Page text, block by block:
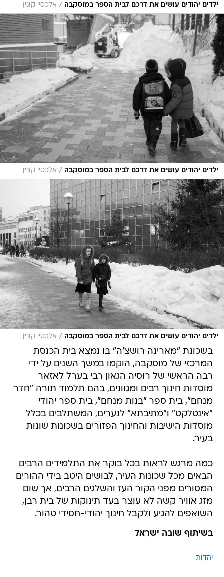
ילדים יהודים עושים את דרכם לבית הספר במוסקבה / אלכסיי קונין
ילדים יהודים עושים את דרכם לבית הספר במוסקבה / אלכסיי קונין
ילדים יהודים עושים את דרכם לבית הספר במוסקבה / אלכסיי קונין
בשכונת "מארינה רושצ'ה" בו נמצא בית הכנסת
המרכזי של מוסקבה, הוקמו במשך השנים על ידי
רבה הראשי של רוסיה הגאון רבי בערל לאזאר
מוסדות חינוך רבים ומגוונים, בהם תלמוד תורה "חדר
מנחם", בית ספר "בנות מנחם", בית ספר יהודי
"אינטלקט" ו"מתיבתא" לנערים, המשתלבים בכלל
מוסדות הישיבות והחינוך הפזורים בשכונות שונות
בעיר.
כמה מרגש לראות בכל בוקר את התלמידים הרבים
הבאים מכל שכונות העיר, לבושים היטב בידי ההורים
המסורים מפני הקור העז והשלגים הרבים, אך שום
מזג אוויר קשה לא עוצר בעד תינוקות של בית רבן,
השואפים להגיע ולקבל חינוך יהודי-חסידי טהור.
בשיתוף שובה ישראל
יהדות